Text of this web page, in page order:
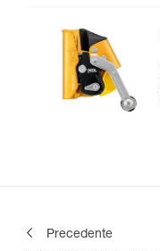
Precedente